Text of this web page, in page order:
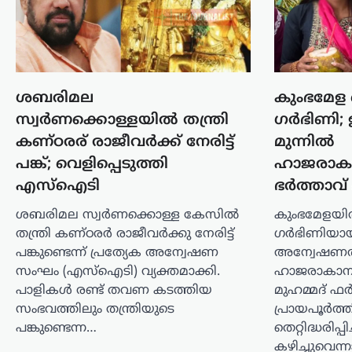
ശബരിമല
സ്വർണക്കൊള്ളയിൽ തന്ത്രി
കണ്ഠരര് രാജീവർക്ക് നേരിട്ട്
പങ്ക്; വെളിപ്പെടുത്തി
എസ്ഐടി
ശബരിമല സ്വർണക്കൊള്ള കേസിൽ
തന്ത്രി കണ്ഠരർ രാജീവർക്കു നേരിട്ട്
പങ്കുണ്ടെന്ന് പ്രത്യേക അന്വേഷണ
സംഘം (എസ്‌ഐടി) വ്യക്തമാക്കി.
പാളികൾ രണ്ട് തവണ കടത്തിയ
സംഭവത്തിലും തന്ത്രിയുടെ
പങ്കുണ്ടെന്ന…
മുന്നില്‍
മുഹമ്മദ്
പ്രവേശനം നേടാൻ പ്ലസ്ടു യോഗ്യത
നിർബന്ധമല്ലെന്ന് സർക്കാർ…
ട്രെൻഡിംഗ്,ദേശീയം,ലേറ്റസ്റ്റ് ന്യൂസ്
ചോർച്ച: എൻടിഎ
വിദഗ്ധരുടെ പങ്ക്
ഉൾപ്പെടെ ആസൂത്രിത
ഗൂഢാലോചനയെന്ന്
ന്യൂസ് ഡെസ്ക് ഓഗസ്റ്റ്‌ 7, 2026
നീറ്റ്ചോ ദ്യപേപ്പർ ചോർച്ചയ്ക്ക് പിന്നിൽ
കൃത്യമായ ആസൂത്രണത്തോടെയുള്ള
ഗൂഢാലോചന ഉണ്ടായിരുന്നുവെന്ന്
സിബിഐ കണ്ടെത്തി. നാഷണൽ
ടെസ്റ്റിംഗ് ഏജൻസിയുടെ (എൻടിഎ) ചില
സബ്ജക്ട് വിദഗ്ധർക്കും ചോർച്ചയിൽ